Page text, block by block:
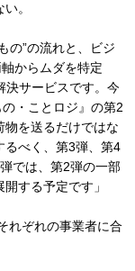
。
の”の流れと、ビジ
からムダを特定
決サービスです。今
・ことロジ』の第2
を送るだけではな
るべく、第3弾、第4
では、第2弾の一部
する予定です」
れぞれの事業者に合